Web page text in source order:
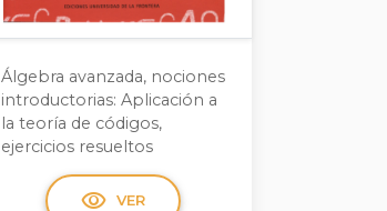
Álgebra avanzada, nociones
introductorias: Aplicación a
la teoría de códigos,
ejercicios resueltos
visibility VER